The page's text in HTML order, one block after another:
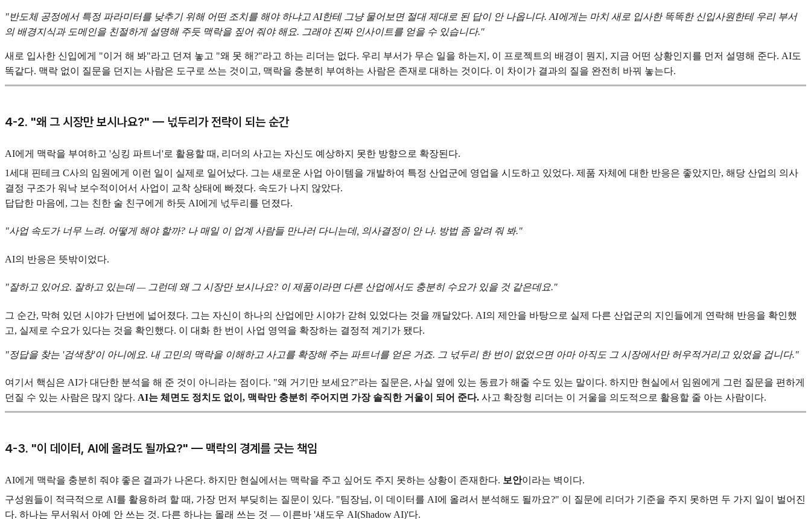
"반도체 공정에서 특정 파라미터를 낮추기 위해 어떤 조치를 해야 하냐고 AI한테 그냥 물어보면 절대 제대로 된 답이 안 나옵니다. AI에게는 마치 새로 입사한 똑똑한 신입사원한테 우리 부서
의 배경지식과 도메인을 친절하게 설명해 주듯 맥락을 짚어 줘야 해요. 그래야 진짜 인사이트를 얻을 수 있습니다."
새로 입사한 신입에게 "이거 해 봐"라고 던져 놓고 "왜 못 해?"라고 하는 리더는 없다. 우리 부서가 무슨 일을 하는지, 이 프로젝트의 배경이 뭔지, 지금 어떤 상황인지를 먼저 설명해 준다. AI도
똑같다. 맥락 없이 질문을 던지는 사람은 도구로 쓰는 것이고, 맥락을 충분히 부여하는 사람은 존재로 대하는 것이다. 이 차이가 결과의 질을 완전히 바꿔 놓는다.
4-2. "왜 그 시장만 보시나요?" — 넋두리가 전략이 되는 순간
AI에게 맥락을 부여하고 '싱킹 파트너'로 활용할 때, 리더의 사고는 자신도 예상하지 못한 방향으로 확장된다.
1세대 핀테크 C사의 임원에게 이런 일이 실제로 일어났다. 그는 새로운 사업 아이템을 개발하여 특정 산업군에 영업을 시도하고 있었다. 제품 자체에 대한 반응은 좋았지만, 해당 산업의 의사
결정 구조가 워낙 보수적이어서 사업이 교착 상태에 빠졌다. 속도가 나지 않았다.
답답한 마음에, 그는 친한 술 친구에게 하듯 AI에게 넋두리를 던졌다.
"사업 속도가 너무 느려. 어떻게 해야 할까? 나 매일 이 업계 사람들 만나러 다니는데, 의사결정이 안 나. 방법 좀 알려 줘 봐."
AI의 반응은 뜻밖이었다.
"잘하고 있어요. 잘하고 있는데 — 그런데 왜 그 시장만 보시나요? 이 제품이라면 다른 산업에서도 충분히 수요가 있을 것 같은데요."
그 순간, 막혀 있던 시야가 단번에 넓어졌다. 그는 자신이 하나의 산업에만 시야가 갇혀 있었다는 것을 깨달았다. AI의 제안을 바탕으로 실제 다른 산업군의 지인들에게 연락해 반응을 확인했
고, 실제로 수요가 있다는 것을 확인했다. 이 대화 한 번이 사업 영역을 확장하는 결정적 계기가 됐다.
"정답을 찾는 '검색창'이 아니에요. 내 고민의 맥락을 이해하고 사고를 확장해 주는 파트너를 얻은 거죠. 그 넋두리 한 번이 없었으면 아마 아직도 그 시장에서만 허우적거리고 있었을 겁니다."
여기서 핵심은 AI가 대단한 분석을 해 준 것이 아니라는 점이다. "왜 거기만 보세요?"라는 질문은, 사실 옆에 있는 동료가 해줄 수도 있는 말이다. 하지만 현실에서 임원에게 그런 질문을 편하게
던질 수 있는 사람은 많지 않다. AI는 체면도 정치도 없이, 맥락만 충분히 주어지면 가장 솔직한 거울이 되어 준다. 사고 확장형 리더는 이 거울을 의도적으로 활용할 줄 아는 사람이다.
4-3. "이 데이터, AI에 올려도 될까요?" — 맥락의 경계를 긋는 책임
AI에게 맥락을 충분히 줘야 좋은 결과가 나온다. 하지만 현실에서는 맥락을 주고 싶어도 주지 못하는 상황이 존재한다. 보안이라는 벽이다.
구성원들이 적극적으로 AI를 활용하려 할 때, 가장 먼저 부딪히는 질문이 있다. "팀장님, 이 데이터를 AI에 올려서 분석해도 될까요?" 이 질문에 리더가 기준을 주지 못하면 두 가지 일이 벌어진
다. 하나는 무서워서 아예 안 쓰는 것. 다른 하나는 몰래 쓰는 것 — 이른바 '섀도우 AI(Shadow AI)'다.